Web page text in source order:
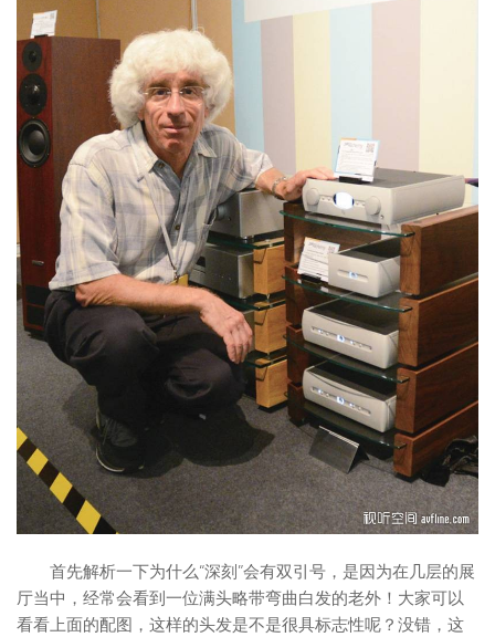
首先解析一下为什么“深刻”会有双引号，是因为在几层的展
厅当中，经常会看到一位满头略带弯曲白发的老外！大家可以
看看上面的配图，这样的头发是不是很具标志性呢？没错，这